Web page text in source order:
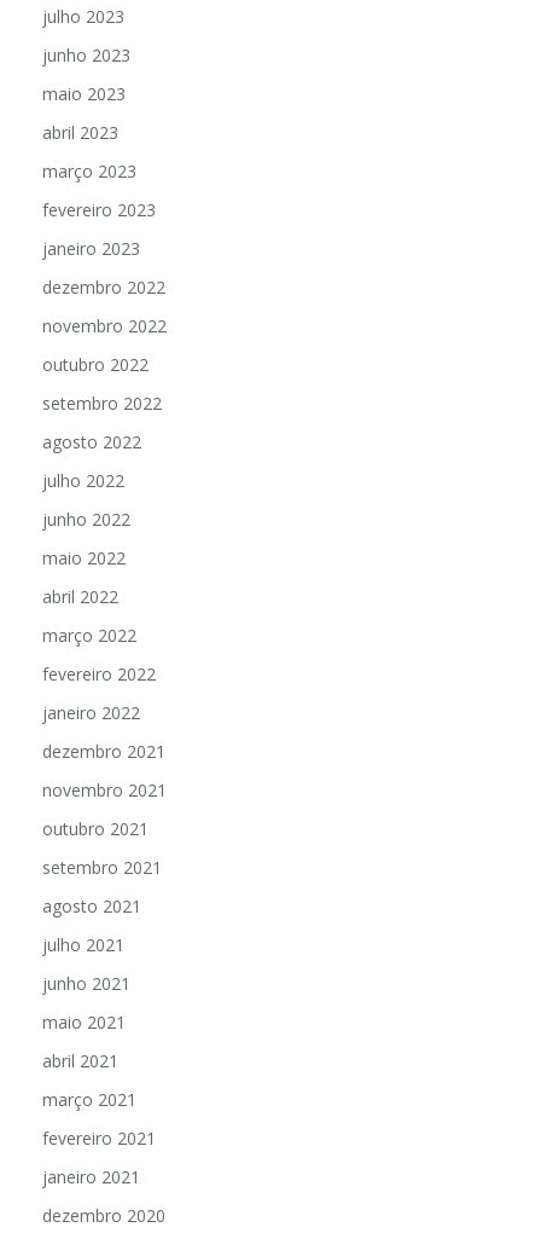
julho 2023
junho 2023
maio 2023
abril 2023
março 2023
fevereiro 2023
janeiro 2023
dezembro 2022
novembro 2022
outubro 2022
setembro 2022
agosto 2022
julho 2022
junho 2022
maio 2022
abril 2022
março 2022
fevereiro 2022
janeiro 2022
dezembro 2021
novembro 2021
outubro 2021
setembro 2021
agosto 2021
julho 2021
junho 2021
maio 2021
abril 2021
março 2021
fevereiro 2021
janeiro 2021
dezembro 2020